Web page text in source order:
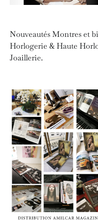
Nouveautés Montres et
Horlogerie & Haute
Joaillerie.